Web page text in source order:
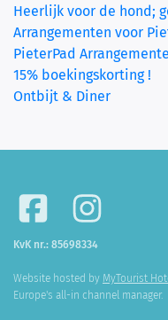
Heerlijk voor de hond;
Arrangementen voor
PieterPad
15% boekingskorting !
Ontbijt & Diner
KvK nr.: 85698334
Website hosted by MyTourist
Europe's all-in channel manager.